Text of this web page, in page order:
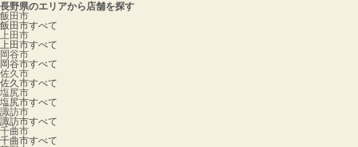
長野県のエリアから店舗を探す
飯田市
飯田市すべて
上田市
上田市すべて
岡谷市
岡谷市すべて
佐久市
佐久市すべて
塩尻市
塩尻市すべて
諏訪市
諏訪市すべて
千曲市
千曲市すべて